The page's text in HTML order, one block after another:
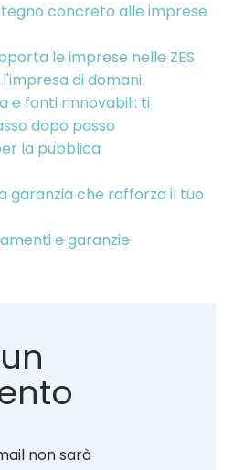
concreto alle imprese
le imprese nelle ZES
di domani
e fonti rinnovabili: ti
dopo passo
la pubblica
garanzia che rafforza il tuo
e garanzie
non sarà